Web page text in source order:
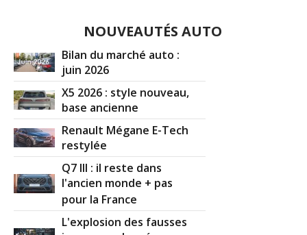
NOUVEAUTÉS AUTO
Bilan du marché auto :
juin 2026
X5 2026 : style nouveau,
base ancienne
Renault Mégane E-Tech
restylée
Q7 III : il reste dans
l'ancien monde + pas
pour la France
L'explosion des fausses